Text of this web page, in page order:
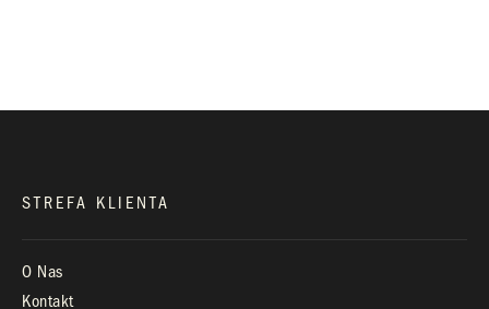
STREFA KLIENTA
O Nas
Kontakt